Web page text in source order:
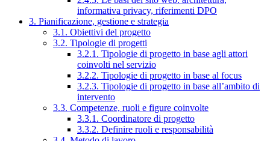
informativa privacy, riferimenti DPO
3. Pianificazione, gestione e strategia
3.1. Obiettivi del progetto
3.2. Tipologie di progetti
3.2.1. Tipologie di progetto in base agli attori
coinvolti nel servizio
3.2.2. Tipologie di progetto in base al focus
3.2.3. Tipologie di progetto in base all’ambito di
intervento
3.3. Competenze, ruoli e figure coinvolte
3.3.1. Coordinatore di progetto
3.3.2. Definire ruoli e responsabilità